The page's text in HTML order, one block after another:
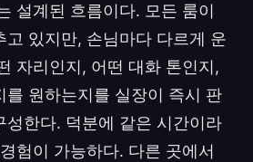
설계된 흐름이다. 모든 룸이
고 있지만, 손님마다 다르게 운
자리인지, 어떤 대화 톤인지,
를 원하는지를 실장이 즉시 판
성한다. 덕분에 같은 시간이라
험이 가능하다. 다른 곳에서